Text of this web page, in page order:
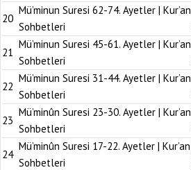
20
Mü’minun Suresi 62-74. Ayetler | Kur’an
Sohbetleri
21
Mü’minun Suresi 45-61. Ayetler | Kur’an
Sohbetleri
22
Mü’minun Suresi 31-44. Ayetler | Kur’an
Sohbetleri
23
Mü’minûn Suresi 23-30. Ayetler | Kur’an
Sohbetleri
24
Mü’minûn Suresi 17-22. Ayetler | Kur’an
Sohbetleri